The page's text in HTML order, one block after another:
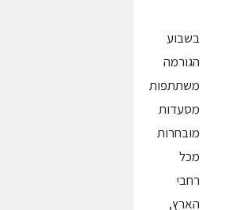
בשבוע
הגורמה
משתתפות
מסעדות
מובחרות
מכל
רחבי
הארץ,